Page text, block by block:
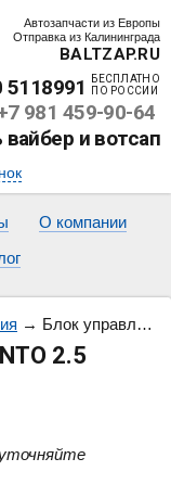
Автозапчасти из Европы
Отправка из Калининграда
BALTZAP.RU
5118991
БЕСПЛАТНО
ПО РОССИИ
981 459-90-64
О компании
→ Блок управления KIA SORENTO 2.5 39100-4A810 0281011579
2.5